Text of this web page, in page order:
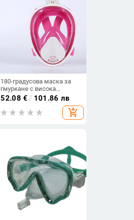
180-градусова маска за
гмуркане с висока
разделителна способност
за възрастни, течен
силикон, пълно сухо
52.08 € / 101.86 лв
add_shopping_cart